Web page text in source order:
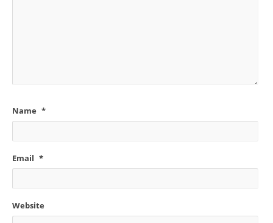
Name *
Email *
Website